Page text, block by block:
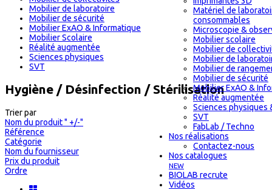
Matériel de
consommables
Microscopie &
Mobilier scolaire
Mobilier de
Mobilier de
Mobilier de
Mobilier de sécurité
Mobilier ExAO &
Réalité augmentée
Sciences physiques
SVT
FabLab / Techno
Nos réalisations
Contactez-nous
Nos catalogues
NEW
BIOLAB recrute
Vidéos
Mobilier de laboratoire
Mobilier de sécurité
Mobilier ExAO & Informatique
Mobilier Scolaire
Réalité augmentée
Sciences physiques
SVT
Hygiène / Désinfection / Stérilisation
Trier par
Nom du produit " +/-"
Référence
Catégorie
Nom du fournisseur
Prix du produit
Ordre